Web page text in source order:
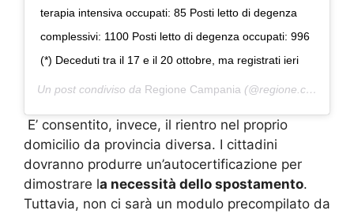
terapia intensiva occupati: 85 Posti letto di degenza
complessivi: 1100 Posti letto di degenza occupati: 996
(*) Deceduti tra il 17 e il 20 ottobre, ma registrati ieri
Un post condiviso da Regione Campania (@regione.campania) in data:
E’ consentito, invece, il rientro nel proprio
domicilio da provincia diversa. I cittadini
dovranno produrre un’autocertificazione per
dimostrare la necessità dello spostamento.
Tuttavia, non ci sarà un modulo precompilato da